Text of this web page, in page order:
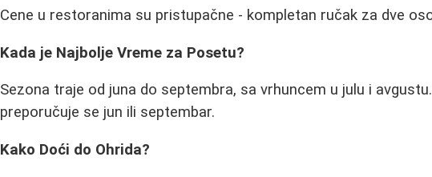
Cene u restoranima su pristupačne - kompletan ručak za dve
Kada je Najbolje Vreme za Posetu?
Sezona traje od juna do septembra, sa vrhuncem u julu i
preporučuje se jun ili septembar.
Kako Doći do Ohrida?